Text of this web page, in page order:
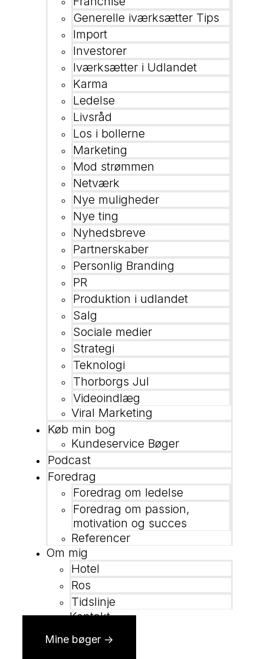
Generelle iværksætter Tips
Import
Investorer
Iværksætter i Udlandet
Karma
Ledelse
Livsråd
Los i bollerne
Marketing
Mod strømmen
Netværk
Nye muligheder
Nye ting
Nyhedsbreve
Partnerskaber
Personlig Branding
PR
Produktion i udlandet
Salg
Sociale medier
Strategi
Teknologi
Thorborgs Jul
Videoindlæg
Viral Marketing
Køb min bog
Kundeservice Bøger
Podcast
Foredrag
Foredrag om ledelse
Foredrag om passion,
motivation og succes
Referencer
Om mig
Hotel
Ros
Tidslinje
Kontakt
Mine bøger ->